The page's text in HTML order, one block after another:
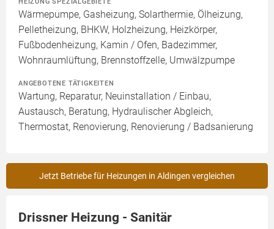
Wärmepumpe, Gasheizung, Solarthermie, Ölheizung,
Pelletheizung, BHKW, Holzheizung, Heizkörper,
Fußbodenheizung, Kamin / Ofen, Badezimmer,
Wohnraumlüftung, Brennstoffzelle, Umwälzpumpe
ANGEBOTENE TÄTIGKEITEN
Wartung, Reparatur, Neuinstallation / Einbau,
Austausch, Beratung, Hydraulischer Abgleich,
Thermostat, Renovierung, Renovierung / Badsanierung
Jetzt Betriebe für Heizungen in Aldingen vergleichen
Drissner Heizung - Sanitär